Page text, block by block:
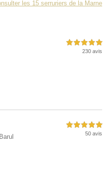
les 15 serruriers de la Marne
5,0 étoiles sur 5
230 avis
5,0 étoiles sur 5
50 avis